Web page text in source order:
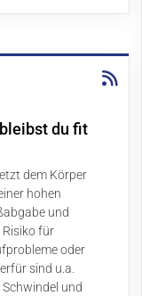
du fit
dem Körper
hohen
und
für
oder
sind u.a.
und